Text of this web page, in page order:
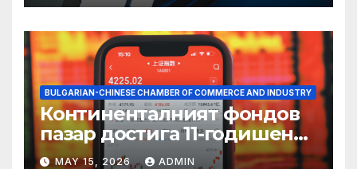
BULGARIAN-CHINESE CHAMBER OF COMMERCE AND INDUSTRY
Континенталният фондов
пазар достига 11-годишен
връх
MAY 15, 2026 ADMIN